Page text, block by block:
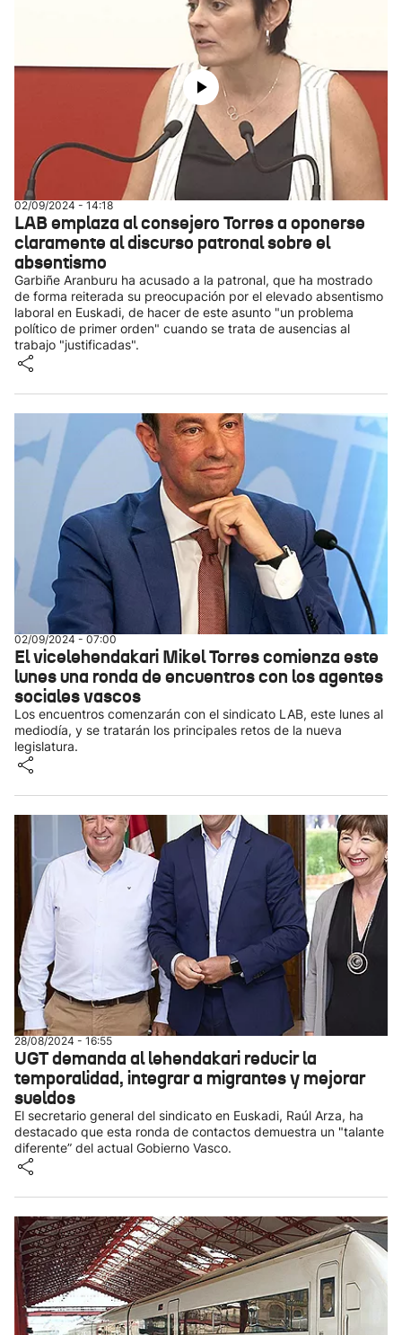
02/09/2024 - 14:18
LAB emplaza al consejero Torres a oponerse
claramente al discurso patronal sobre el
absentismo
Garbiñe Aranburu ha acusado a la patronal, que ha mostrado
de forma reiterada su preocupación por el elevado absentismo
laboral en Euskadi, de hacer de este asunto "un problema
político de primer orden" cuando se trata de ausencias al
trabajo "justificadas".
02/09/2024 - 07:00
El vicelehendakari Mikel Torres comienza este
lunes una ronda de encuentros con los agentes
sociales vascos
Los encuentros comenzarán con el sindicato LAB, este lunes al
mediodía, y se tratarán los principales retos de la nueva
legislatura.
28/08/2024 - 16:55
UGT demanda al lehendakari reducir la
temporalidad, integrar a migrantes y mejorar
sueldos
El secretario general del sindicato en Euskadi, Raúl Arza, ha
destacado que esta ronda de contactos demuestra un "talante
diferente” del actual Gobierno Vasco.